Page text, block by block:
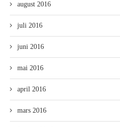
august 2016
juli 2016
juni 2016
mai 2016
april 2016
mars 2016